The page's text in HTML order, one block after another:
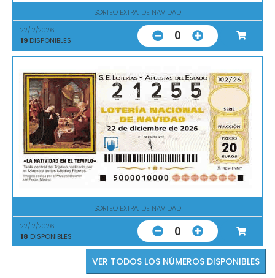
SORTEO EXTRA. DE NAVIDAD
22/12/2026
19 DISPONIBLES 0
SORTEO EXTRA. DE NAVIDAD
22/12/2026
18 DISPONIBLES 0
VER TODOS LOS NÚMEROS DISPONIBLES